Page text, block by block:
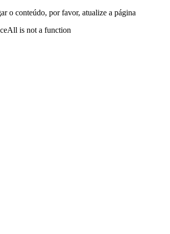
o conteúdo, por favor, atualize a página
is not a function